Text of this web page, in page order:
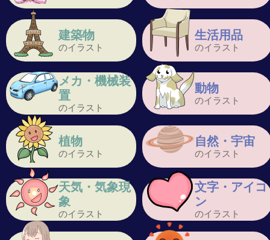
建築物
のイラスト
生活用品
のイラスト
メカ・機械装
置
のイラスト
動物
のイラスト
植物
のイラスト
自然・宇宙
のイラスト
天気・気象現
象
のイラスト
文字・アイコ
ン
のイラスト